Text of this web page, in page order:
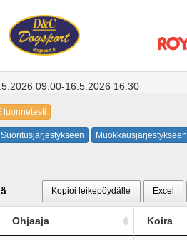
09:00-16.5.2026 16:30
luonnetesti
Suoritusjärjestykseen Muokkausjärjestykseen
Kopioi leikepöydälle Excel
Ohjaaja Koira